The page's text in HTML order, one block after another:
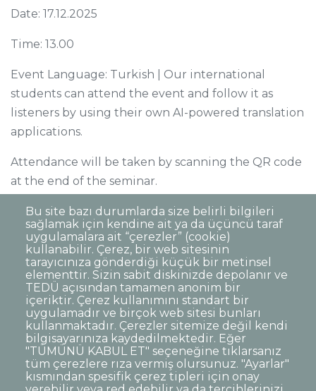
Date: 17.12.2025
Time: 13.00
Event Language: Turkish | Our international
students can attend the event and follow it as
listeners by using their own AI-powered translation
applications.
Attendance will be taken by scanning the QR code
at the end of the seminar.
Sincerely,
Bu site bazı durumlarda size belirli bilgileri
sağlamak için kendine ait ya da üçüncü taraf
uygulamalara ait “çerezler” (cookie)
kullanabilir. Çerez, bir web sitesinin
tarayıcınıza gönderdiği küçük bir metinsel
elementtir. Sizin sabit diskinizde depolanır ve
TEDÜ açısından tamamen anonim bir
içeriktir. Çerez kullanımını standart bir
uygulamadır ve birçok web sitesi bunları
kullanmaktadır. Çerezler sitemize değil kendi
bilgisayarınıza kaydedilmektedir. Eğer
"TÜMÜNÜ KABUL ET" seçeneğine tıklarsanız
tüm çerezlere rıza vermiş olursunuz. "Ayarlar"
kısmından spesifik çerez tipleri için onay
Dipnot
Sıkça Sorulan Sorular
Kişisel Verilerin Korunması
Gizlilik Politikası
Sorumluluk Reddi
Açık Rıza
Kurumsal Kimlik
© TED Üniversitesi. Ziya Gökalp Caddesi No:48 06420, Kolej